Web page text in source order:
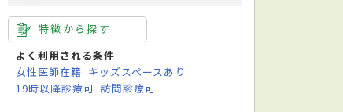
特徴から探す
よく利用される条件
女性医師在籍 キッズスペースあり
19時以降診療可 訪問診療可